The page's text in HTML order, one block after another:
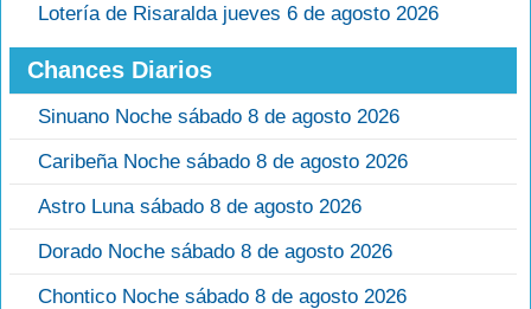
Lotería de Risaralda jueves 6 de agosto 2026
Chances Diarios
Sinuano Noche sábado 8 de agosto 2026
Caribeña Noche sábado 8 de agosto 2026
Astro Luna sábado 8 de agosto 2026
Dorado Noche sábado 8 de agosto 2026
Chontico Noche sábado 8 de agosto 2026